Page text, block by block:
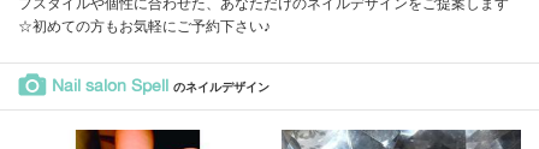
フスタイルや個性に合わせた、あなただけのネイルデザインをご提案します
☆初めての方もお気軽にご予約下さい♪
Nail salon Spell のネイルデザイン